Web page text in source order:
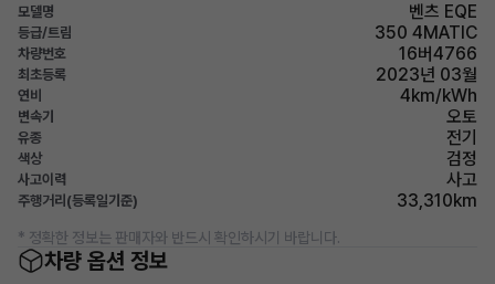
모델명 벤츠 EQE
등급/트림 350 4MATIC
차량번호 16버4766
최초등록 2023년 03월
연비 4km/kWh
변속기 오토
유종 전기
색상 검정
사고이력 사고
주행거리(등록일기준) 33,310km
* 정확한 정보는 판매자와 반드시 확인하시기 바랍니다.
차량 옵션 정보